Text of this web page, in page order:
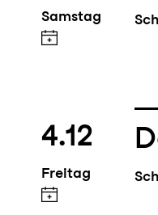
Samstag
4.12
Freitag